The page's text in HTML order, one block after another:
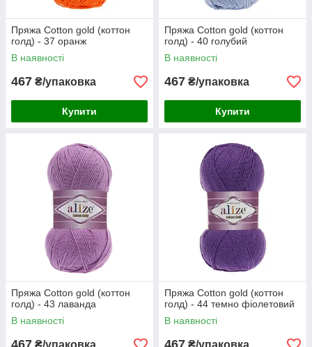
Пряжа Cotton gold (коттон
голд) - 37 оранж
В наявності
467 ₴/упаковка
Купити
Пряжа Cotton gold (коттон
голд) - 40 голубий
В наявності
467 ₴/упаковка
Купити
Пряжа Cotton gold (коттон
голд) - 43 лаванда
В наявності
467 ₴/упаковка
Пряжа Cotton gold (коттон
голд) - 44 темно фіолетовий
В наявності
467 ₴/упаковка